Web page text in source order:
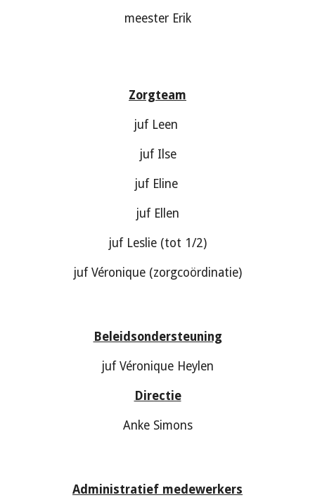
meester Erik
Zorgteam
juf Leen
juf Ilse
juf Eline
juf Ellen
juf Leslie (tot 1/2)
juf Véronique (zorgcoördinatie)
Beleidsondersteuning
juf Véronique Heylen
Directie
Anke Simons
Administratief medewerkers